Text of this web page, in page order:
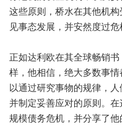
这些原则，桥水在其他机
见事态发展，并安然度过危
正如达利欧在其全球畅销
样，他相信，绝大多数事
以通过研究事物的规律，
并制定妥善应对的原则。
规模债务危机，并分享了